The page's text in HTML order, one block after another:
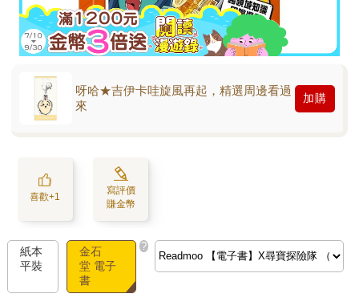
呀哈★吉伊卡哇旋風再起，精選周邊看過
來
加購
喜歡+1
寫評價
賺金幣
紙本
平裝
金石
堂 電子
書
?